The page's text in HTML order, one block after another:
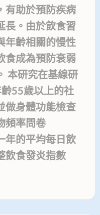
有助於預防疾病
長。由於飲食習
年齡相關的慢性
食成為預防衰弱
本研究在基線研
55歲以上的社
做身體功能檢查
頻率問卷
年的平均每日飲
飲食發炎指數